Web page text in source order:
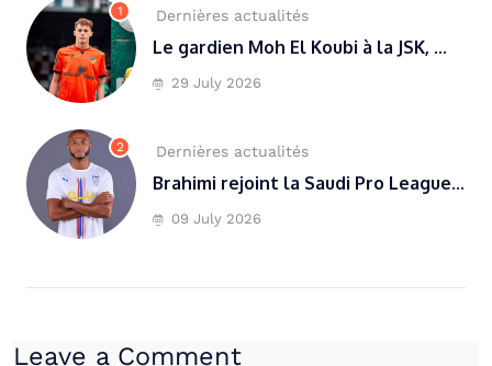
1 Dernières actualités
Le gardien Moh El Koubi à la JSK, ...
29 July 2026
2 Dernières actualités
Brahimi rejoint la Saudi Pro League...
09 July 2026
Leave a Comment